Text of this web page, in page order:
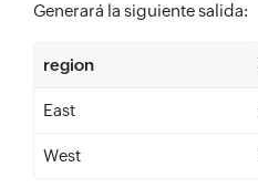
Generará la siguiente salida:
region
East
West